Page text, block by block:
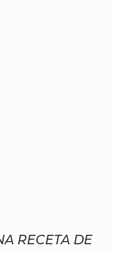
RECETA DE